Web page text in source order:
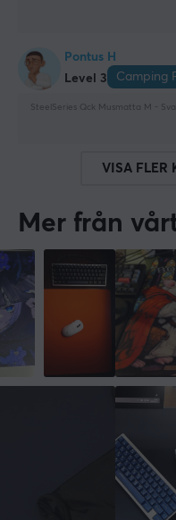
Pontus H
Level 3
Camping
SteelSeries Qck Musmatta M -
VISA FLER
Mer från